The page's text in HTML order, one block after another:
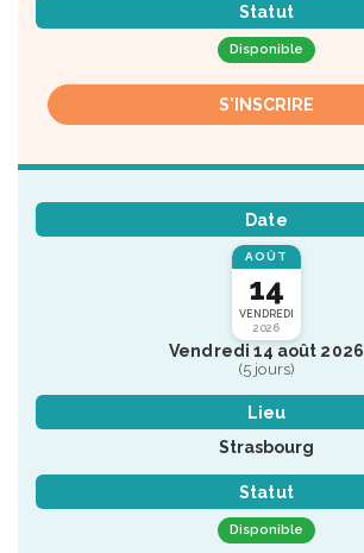
Statut
Disponible
S'INSCRIRE
Date
AOÛT
14
VENDREDI
2026
Vendredi 14 août 2026
(5 jours)
Lieu
Strasbourg
Statut
Disponible